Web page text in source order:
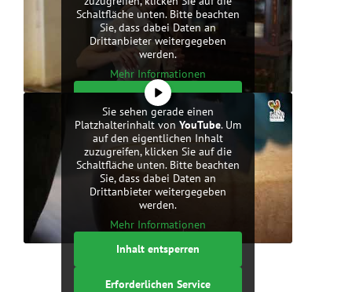
Schaltfläche unten. Bitte beachten
Sie, dass dabei Daten an
Drittanbieter weitergegeben
werden.
Mehr Informationen
Inhalt entsperren
Erforderlichen Service
akzeptieren und Inhalte
entsperren
Sie sehen gerade einen
Platzhalterinhalt von YouTube. Um
auf den eigentlichen Inhalt
zuzugreifen, klicken Sie auf die
Schaltfläche unten. Bitte beachten
Sie, dass dabei Daten an
Drittanbieter weitergegeben
werden.
Mehr Informationen
Inhalt entsperren
Erforderlichen Service